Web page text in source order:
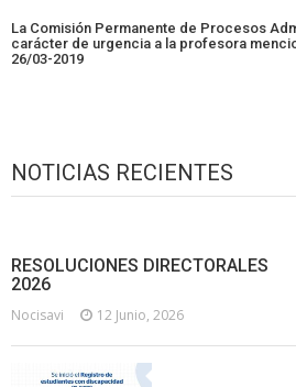
La Comisión Permanente de Procesos
carácter de urgencia a la profesora
26/03-2019
NOTICIAS RECIENTES
RESOLUCIONES DIRECTORALES
2026
Nocisavi 12 Junio, 2026